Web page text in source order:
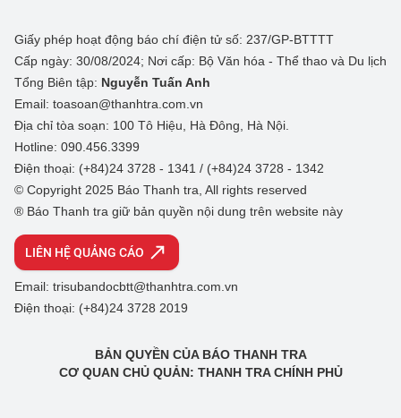
Giấy phép hoạt động báo chí điện tử số: 237/GP-BTTTT
Cấp ngày: 30/08/2024; Nơi cấp: Bộ Văn hóa - Thể thao và Du lịch
Tổng Biên tập: Nguyễn Tuấn Anh
Email: toasoan@thanhtra.com.vn
Địa chỉ tòa soạn: 100 Tô Hiệu, Hà Đông, Hà Nội.
Hotline: 090.456.3399
Điện thoại: (+84)24 3728 - 1341 / (+84)24 3728 - 1342
© Copyright 2025 Báo Thanh tra, All rights reserved
® Báo Thanh tra giữ bản quyền nội dung trên website này
LIÊN HỆ QUẢNG CÁO
Email: trisubandocbtt@thanhtra.com.vn
Điện thoại: (+84)24 3728 2019
BẢN QUYỀN CỦA BÁO THANH TRA
CƠ QUAN CHỦ QUẢN: THANH TRA CHÍNH PHỦ